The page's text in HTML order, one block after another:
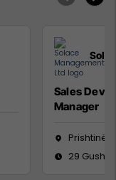
Sales
Manager
Prishtinë
29 Gusht